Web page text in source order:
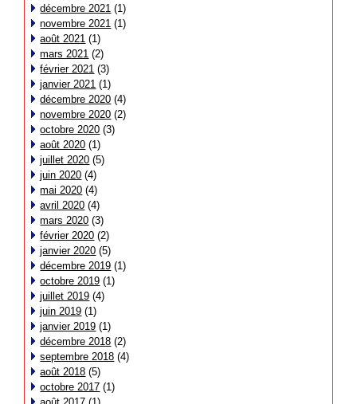
décembre 2021 (1)
novembre 2021 (1)
août 2021 (1)
mars 2021 (2)
février 2021 (3)
janvier 2021 (1)
décembre 2020 (4)
novembre 2020 (2)
octobre 2020 (3)
août 2020 (1)
juillet 2020 (5)
juin 2020 (4)
mai 2020 (4)
avril 2020 (4)
mars 2020 (3)
février 2020 (2)
janvier 2020 (5)
décembre 2019 (1)
octobre 2019 (1)
juillet 2019 (4)
juin 2019 (1)
janvier 2019 (1)
décembre 2018 (2)
septembre 2018 (4)
août 2018 (5)
octobre 2017 (1)